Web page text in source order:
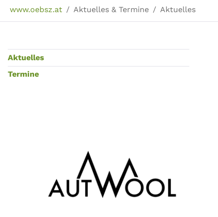
www.oebsz.at Aktuelles & Termine Aktuelles
Aktuelles
Termine